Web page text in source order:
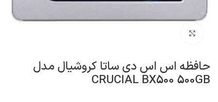
حافظه اس اس دی ساتا کروشیال مدل
CRUCIAL BX500 500GB